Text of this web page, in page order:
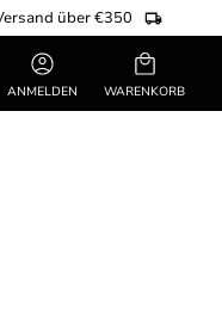
über €350
ANMELDEN
Warenkorb